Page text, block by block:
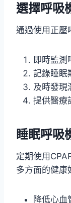
選擇呼吸
通過使用正壓
即時監測
記錄睡眠
及時發現
提供醫療
睡眠呼吸
定期使用
多方面的健康
降低心血